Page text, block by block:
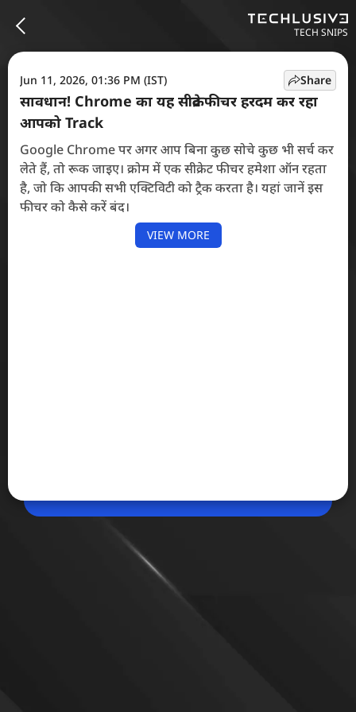
TECH SNIPS
Jun 11, 2026, 01:36 PM (IST)
सावधान! Chrome का यह सीक्रेट फीचर हरदम कर रहा
आपको Track
Google Chrome पर अगर आप बिना कुछ सोचे कुछ भी सर्च कर
लेते हैं, तो रूक जाइए। क्रोम में एक सीक्रेट फीचर हमेशा ऑन रहता
है, जो कि आपकी सभी एक्टिविटी को ट्रैक करता है। यहां जानें इस
फीचर को कैसे करें बंद।
VIEW MORE
Share
Jun 11, 2026, 12:17 PM (IST)
Snapchat ने टीनएजर्स के लिए लागू किए नए नियम
Snapchat ने बच्चों और टीनएजर्स की ऑनलाइन सुरक्षा बढ़ाने के
लिए नए नियम लागू किए हैं। आइए जानते हैं...
Share